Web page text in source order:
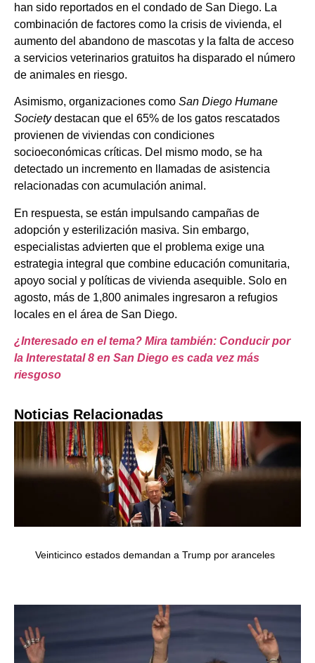
han sido reportados en el condado de San Diego. La
combinación de factores como la crisis de vivienda, el
aumento del abandono de mascotas y la falta de acceso
a servicios veterinarios gratuitos ha disparado el número
de animales en riesgo.
Asimismo, organizaciones como San Diego Humane
Societydestacan que el 65% de los gatos rescatados
provienen de viviendas con condiciones
socioeconómicas críticas. Del mismo modo, se ha
detectado un incremento en llamadas de asistencia
relacionadas con acumulación animal.
En respuesta, se están impulsando campañas de
adopción y esterilización masiva. Sin embargo,
especialistas advierten que el problema exige una
estrategia integral que combine educación comunitaria,
apoyo social y políticas de vivienda asequible. Solo en
agosto, más de 1,800 animales ingresaron a refugios
locales en el área de San Diego.
¿Interesado en el tema? Mira también: Conducir por
la Interestatal 8 en San Diego es cada vez más
riesgoso
Noticias Relacionadas
Veinticinco estados demandan a Trump por aranceles